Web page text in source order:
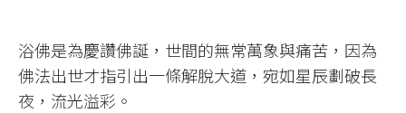
浴佛是為慶讚佛誕，世間的無常萬象與痛苦，因為
佛法出世才指引出一條解脫大道，宛如星辰劃破長
夜，流光溢彩。